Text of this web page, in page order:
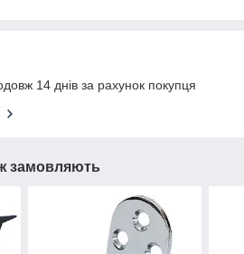
14 днів за рахунок покупця
замовляють